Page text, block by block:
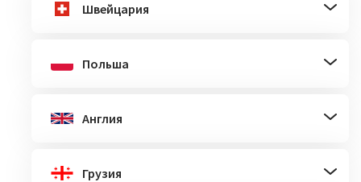
Швейцария
Польша
Англия
Грузия